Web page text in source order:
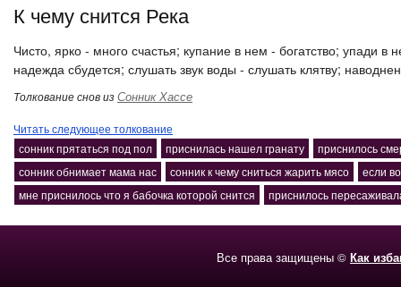
К чему снится Река
Чисто, ярко - много счастья; купание в нем - богатство; упади
надежда сбудется; слушать звук воды - слушать клятву;
Толкование снов изСонник Хассе
Читать следующее толкование
сонник прятаться под пол
приснилась нашел гранату
приснилось
сонник обнимает мама нас
сонник к чему сниться жарить мясо
если
мне приснилось что я бабочка которой снится
приснилось
Все права защищены © Как